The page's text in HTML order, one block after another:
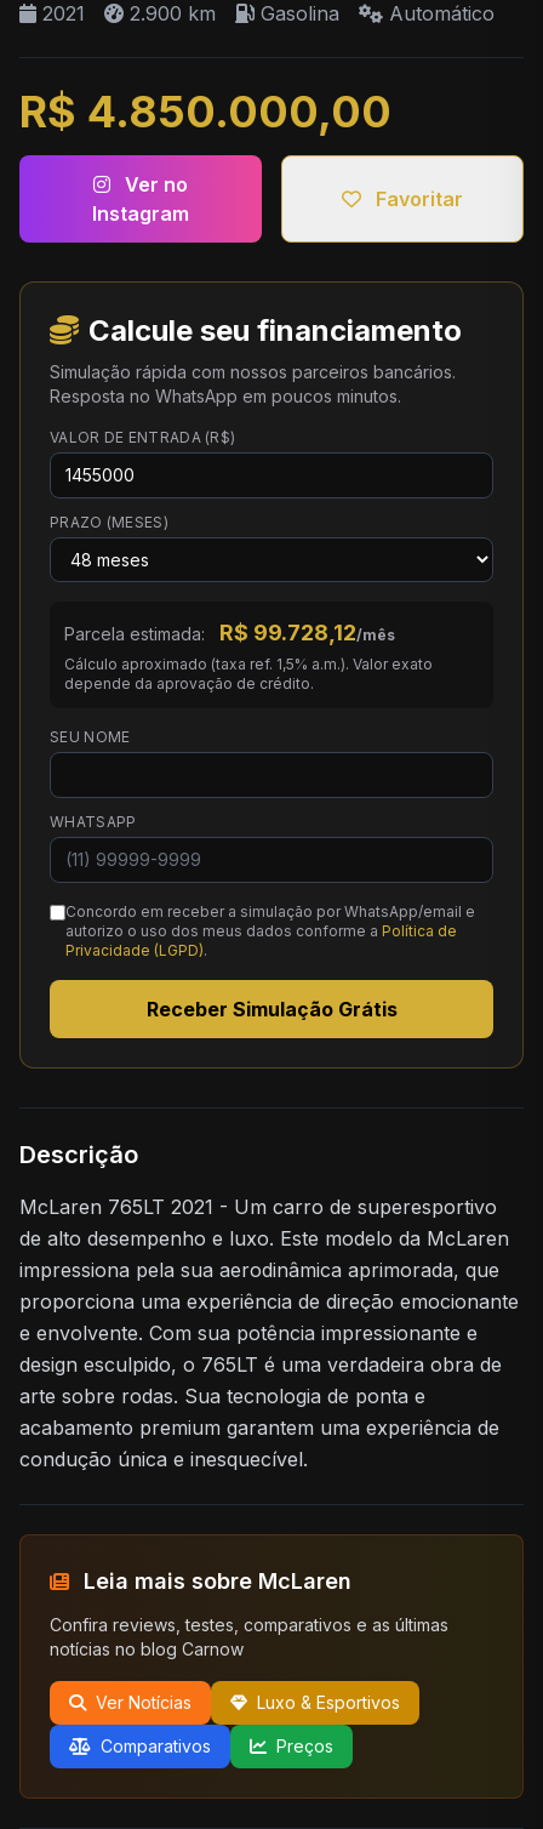
2021 2.900 km Gasolina Automático
R$ 4.850.000,00
Ver no
Instagram
Favoritar
Calcule seu financiamento
Simulação rápida com nossos parceiros bancários.
Resposta no WhatsApp em poucos minutos.
VALOR DE ENTRADA (R$)
PRAZO (MESES)
Parcela estimada: R$ 99.728,12/mês
Cálculo aproximado (taxa ref. 1,5% a.m.). Valor exato
depende da aprovação de crédito.
SEU NOME
WHATSAPP
Concordo em receber a simulação por WhatsApp/email e
autorizo o uso dos meus dados conforme a Política de
Privacidade (LGPD).
Receber Simulação Grátis
Descrição
McLaren 765LT 2021 - Um carro de superesportivo
de alto desempenho e luxo. Este modelo da McLaren
impressiona pela sua aerodinâmica aprimorada, que
proporciona uma experiência de direção emocionante
e envolvente. Com sua potência impressionante e
design esculpido, o 765LT é uma verdadeira obra de
arte sobre rodas. Sua tecnologia de ponta e
acabamento premium garantem uma experiência de
condução única e inesquecível.
Leia mais sobre McLaren
Confira reviews, testes, comparativos e as últimas
notícias no blog Carnow
Ver Notícias Luxo & Esportivos
Comparativos Preços